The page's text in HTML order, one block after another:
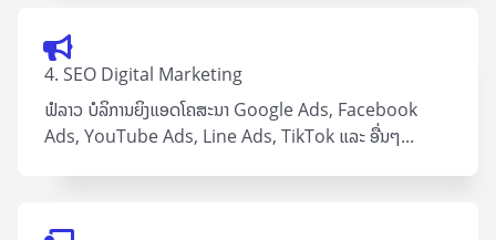
4. SEO Digital Marketing
ຟໍລາວ ບໍລິການຍິງແອດໂຄສະນາ Google Ad​s, Facebook
Ads, YouTube Ads, Line Ads, TikTok ແລະ ອື່ນໆ...